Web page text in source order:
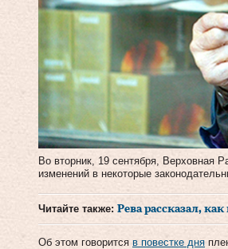
Во вторник, 19 сентября, Верховная
изменений в некоторые
Читайте также: Рева рассказал,
Об этом говорится в повестке дня